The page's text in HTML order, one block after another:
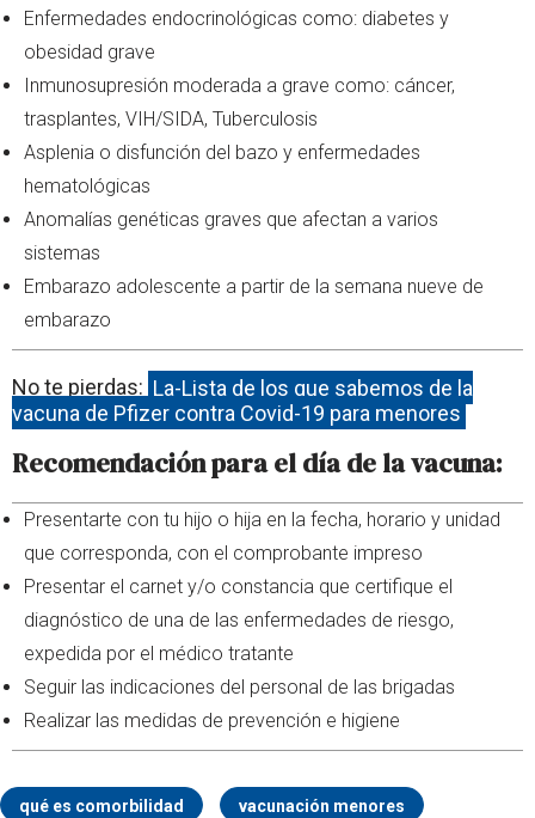
Enfermedades endocrinológicas como: diabetes y
obesidad grave
Inmunosupresión moderada a grave como: cáncer,
trasplantes, VIH/SIDA, Tuberculosis
Asplenia o disfunción del bazo y enfermedades
hematológicas
Anomalías genéticas graves que afectan a varios
sistemas
Embarazo adolescente a partir de la semana nueve de
embarazo
No te pierdas: La-Lista de los que sabemos de la
vacuna de Pfizer contra Covid-19 para menores
Recomendación para el día de la vacuna:
Presentarte con tu hijo o hija en la fecha, horario y unidad
que corresponda, con el comprobante impreso
Presentar el carnet y/o constancia que certifique el
diagnóstico de una de las enfermedades de riesgo,
expedida por el médico tratante
Seguir las indicaciones del personal de las brigadas
Realizar las medidas de prevención e higiene
qué es comorbilidad vacunación menores